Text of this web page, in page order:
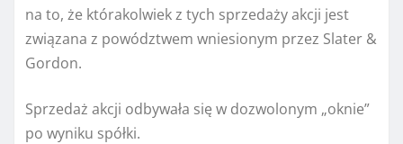
na to, że którakolwiek z tych sprzedaży akcji jest
związana z powództwem wniesionym przez Slater &
Gordon.
Sprzedaż akcji odbywała się w dozwolonym „oknie”
po wyniku spółki.